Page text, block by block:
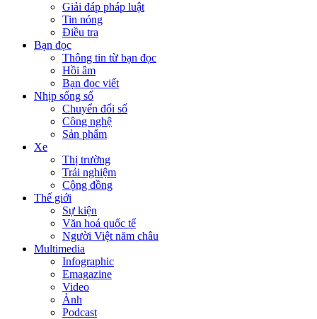
Giải đáp pháp luật
Tin nóng
Điều tra
Bạn đọc
Thông tin từ bạn đọc
Hồi âm
Bạn đọc viết
Nhịp sống số
Chuyển đổi số
Công nghệ
Sản phẩm
Xe
Thị trường
Trải nghiệm
Cộng đồng
Thế giới
Sự kiện
Văn hoá quốc tế
Người Việt năm châu
Multimedia
Infographic
Emagazine
Video
Ảnh
Podcast